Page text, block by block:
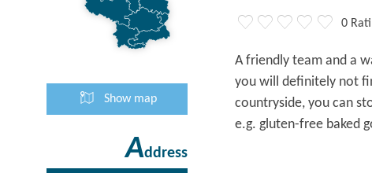
Show map
Address
0
A friendly team and a
you will definitely not
countryside, you can
e.g. gluten-free baked